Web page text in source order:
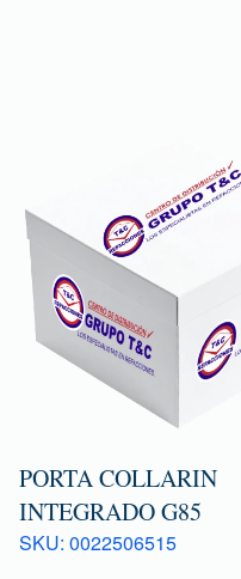
PORTA COLLARIN
INTEGRADO G85
SKU: 0022506515